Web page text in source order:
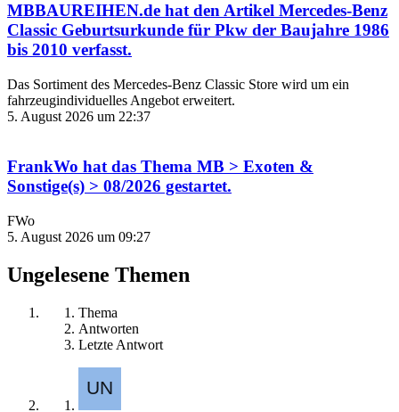
MBBAUREIHEN.de hat den Artikel Mercedes-Benz
Classic Geburtsurkunde für Pkw der Baujahre 1986
bis 2010 verfasst.
Das Sortiment des Mercedes‑Benz Classic Store wird um ein
fahrzeugindividuelles Angebot erweitert.
5. August 2026 um 22:37
FrankWo hat das Thema MB > Exoten &
Sonstige(s) > 08/2026 gestartet.
FWo
5. August 2026 um 09:27
Ungelesene Themen
Thema
Antworten
Letzte Antwort